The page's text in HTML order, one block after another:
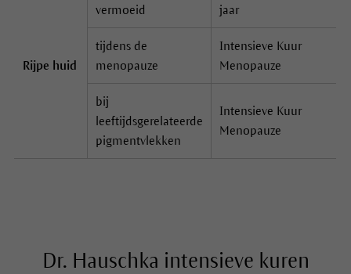
Rijpe huid
vermoeid
jaar
tijdens de
menopauze
Intensieve Kuur
Menopauze
bij
leeftijdsgerelateerde
pigmentvlekken
Intensieve Kuur
Menopauze
Dr. Hauschka intensieve kuren